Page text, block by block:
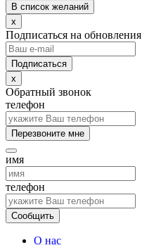
В список желаний
x
Подписаться на обновления
x
Обратный звонок
телефон
Перезвоните мне
имя
телефон
Сообщить
О нас